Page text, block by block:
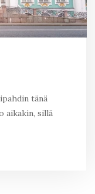
tänä
aikakin, sillä